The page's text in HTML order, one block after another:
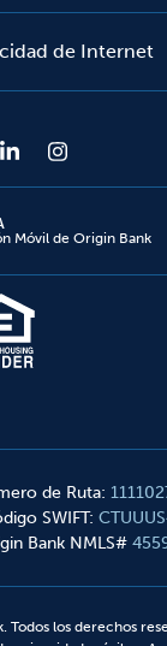
de Internet
Móvil de Origin Bank
de Ruta:
SWIFT:
Bank NMLS#
Todos los derechos